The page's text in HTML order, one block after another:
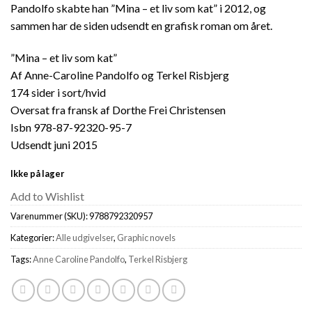
Pandolfo skabte han ”Mina – et liv som kat” i 2012, og
sammen har de siden udsendt en grafisk roman om året.
”Mina – et liv som kat”
Af Anne-Caroline Pandolfo og Terkel Risbjerg
174 sider i sort/hvid
Oversat fra fransk af Dorthe Frei Christensen
Isbn 978-87-92320-95-7
Udsendt juni 2015
Ikke på lager
Add to Wishlist
Varenummer (SKU):9788792320957
Kategorier:Alle udgivelser, Graphic novels
Tags:Anne Caroline Pandolfo, Terkel Risbjerg